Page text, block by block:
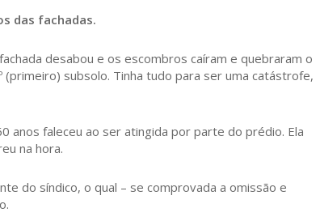
das fachadas.
desabou e os escombros caíram e quebraram o
subsolo. Tinha tudo para ser uma catástrofe,
anos faleceu ao ser atingida por parte do prédio. Ela
na hora.
do síndico, o qual – se comprovada a omissão e